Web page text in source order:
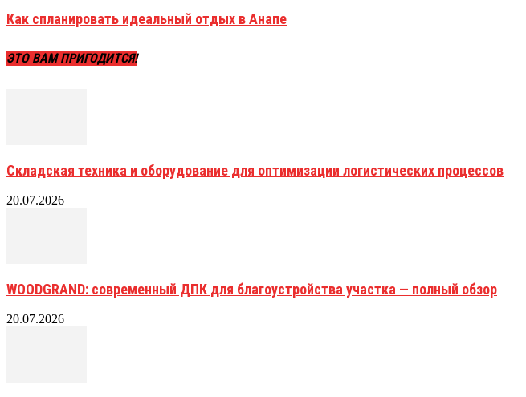
Как спланировать идеальный отдых в Анапе
ЭТО ВАМ ПРИГОДИТСЯ!
Складская техника и оборудование для оптимизации логистических процессов
20.07.2026
WOODGRAND: современный ДПК для благоустройства участка — полный обзор
20.07.2026